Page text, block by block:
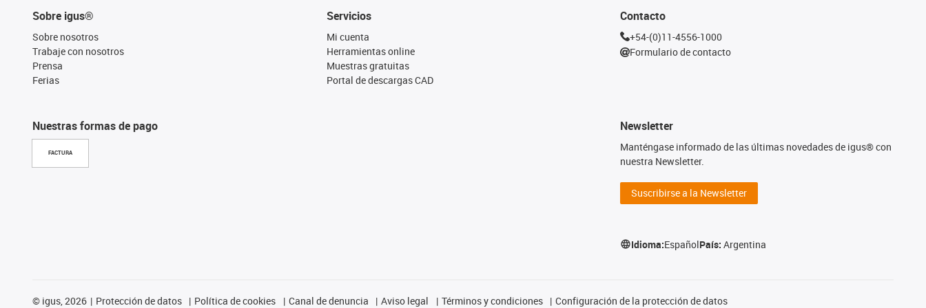
Sobre igus®
Sobre nosotros
Trabaje con nosotros
Prensa
Ferias
Nuestras formas de pago
FACTURA
Servicios
Mi cuenta
Herramientas online
Muestras gratuitas
Portal de descargas CAD
Contacto
+54-(0)11-4556-1000
Formulario de contacto
Newsletter
Manténgase informado de las últimas novedades de igus® con
nuestra Newsletter.
Suscribirse a la Newsletter
Idioma:EspañolPaís:Argentina
© igus, 2026 Protección de datos Política de cookies Canal de denuncia Aviso legal Términos y condiciones Configuración de la protección de datos